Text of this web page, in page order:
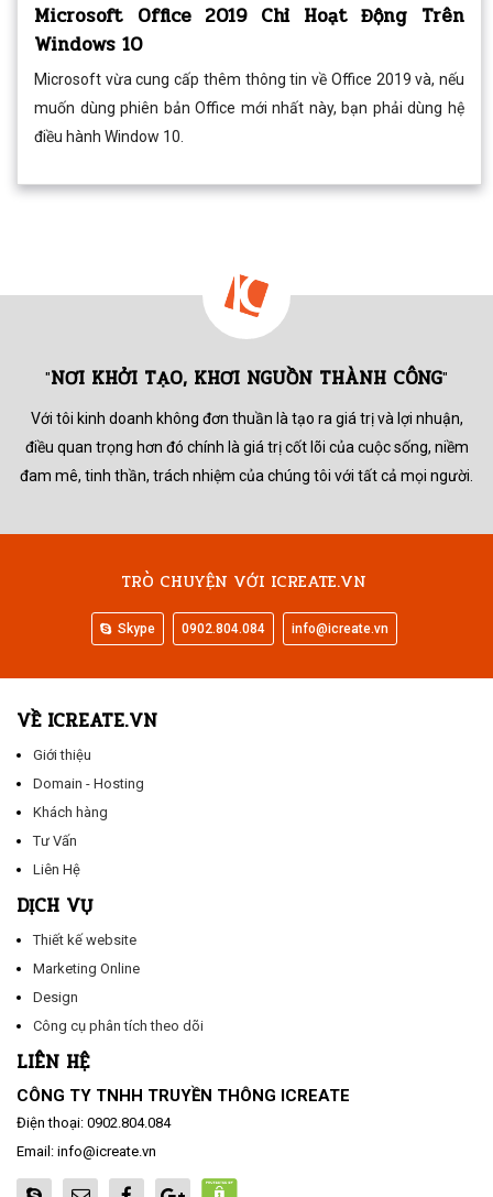
Microsoft Office 2019 Chỉ Hoạt Động Trên
Windows 10
Microsoft vừa cung cấp thêm thông tin về Office 2019 và, nếu
muốn dùng phiên bản Office mới nhất này, bạn phải dùng hệ
điều hành Window 10.
"NƠI KHỞI TẠO, KHƠI NGUỒN THÀNH CÔNG"
Với tôi kinh doanh không đơn thuần là tạo ra giá trị và lợi nhuận,
điều quan trọng hơn đó chính là giá trị cốt lõi của cuộc sống, niềm
đam mê, tinh thần, trách nhiệm của chúng tôi với tất cả mọi người.
TRÒ CHUYỆN VỚI ICREATE.VN
Skype 0902.804.084 info@icreate.vn
VỀ ICREATE.VN
Giới thiệu
Domain - Hosting
Khách hàng
Tư Vấn
Liên Hệ
DỊCH VỤ
Thiết kế website
Marketing Online
Design
Công cụ phân tích theo dõi
LIÊN HỆ
CÔNG TY TNHH TRUYỀN THÔNG ICREATE
Điện thoại: 0902.804.084
Email: info@icreate.vn